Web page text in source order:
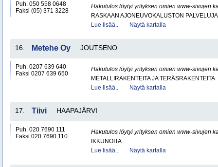
Puh. 050 558 0648
Faksi (05) 371 3228
Hakutulos löytyi yrityksen omien www-sivujen
RASKAAN AJONEUVOKALUSTON
Lue lisää..
Näytä kartalla
16. Metehe Oy JOUTSENO
Puh. 0207 639 640
Faksi 0207 639 650
Hakutulos löytyi yrityksen omien www-sivujen
METALLIRAKENTEITA JA TERÄSRAKENTEITA
Lue lisää..
Näytä kartalla
17. Tiivi HAAPAJÄRVI
Puh. 020 7690 111
Faksi 020 7690 110
Hakutulos löytyi yrityksen omien www-sivujen
IKKUNOITA
Lue lisää..
Näytä kartalla